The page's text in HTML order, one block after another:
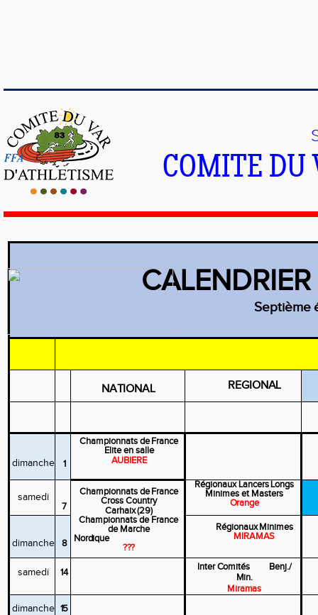
COMITE
CALENDRIER
Septième
NATIONAL REGIONAL
dimanche 1
Championnats de France
Elite en salle
AUBIERE
samedi
7
Championnats de France
Cross Country
Carhaix(29)
Championnats de France
de Marche
Nordique
???
RégionauxLancersLongs
Minimes et Masters
Orange
dimanche 8
Régionaux Minimes
MIRAMAS
samedi 14
InterComitésBenj./
Min.
Miramas
dimanche 15